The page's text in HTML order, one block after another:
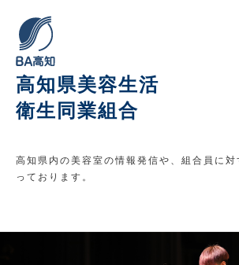
高知県美容生活
衛生同業組合
高知県内の美容室の情報発信や、組合員に
っております。